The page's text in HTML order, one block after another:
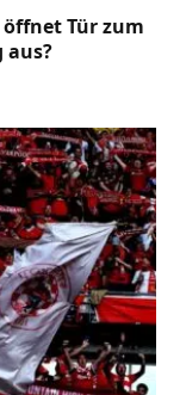
öffnet Tür zum
aus?